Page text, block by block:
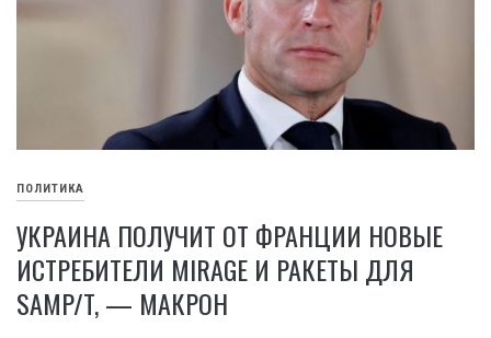
ПОЛИТИКА
УКРАИНА ПОЛУЧИТ ОТ ФРАНЦИИ НОВЫЕ
ИСТРЕБИТЕЛИ MIRAGE И РАКЕТЫ ДЛЯ
SAMP/T, — МАКРОН